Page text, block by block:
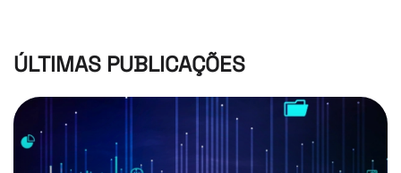
ÚLTIMAS PUBLICAÇÕES